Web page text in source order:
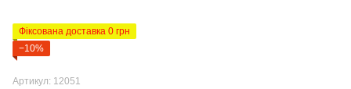
Фіксована доставка 0 грн
−10%
Артикул: 12051